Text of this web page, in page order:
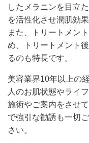
したメラニンを目立
を活性化させ潤肌効
また、トリートメン
め、トリートメント
るのも特長です。
美容業界10年以上の
人のお肌状態やライ
施術やご案内をさせ
で強引な勧誘も一切
さい。